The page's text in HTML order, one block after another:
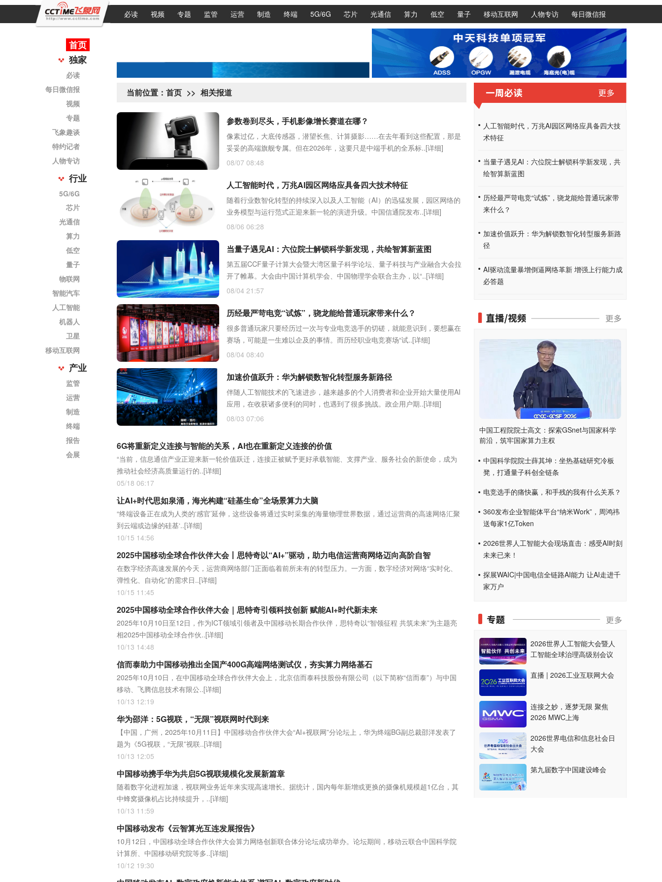
必读 视频 专题 监管 运营 制造 终端 5G/6G 芯片 光通信 算力 低空 量子 移动互联网 人物专访 每日微信报
首页
独家
必读
每日微信报
视频
专题
飞象趣谈
特约记者
人物专访
行业
5G/6G
芯片
光通信
算力
低空
量子
物联网
智能汽车
人工智能
机器人
卫星
移动互联网
产业
监管
运营
制造
终端
报告
会展
当前位置： 首页 >> 相关报道
参数卷到尽头，手机影像增长赛道在哪？
像素过亿，大底传感器，潜望长焦、计算摄影……在去年看到这些配置，那是
妥妥的高端旗舰专属。但在2026年，这要只是中端手机的全系标..[详细]
08/07 08:48
人工智能时代，万兆AI园区网络应具备四大技术特征
随着行业数智化转型的持续深入以及人工智能（AI）的迅猛发展，园区网络的
业务模型与运行范式正迎来新一轮的演进升级。中国信通院发布..[详细]
08/06 06:28
当量子遇见AI：六位院士解锁科学新发现，共绘智算新蓝图
第五届CCF量子计算大会暨大湾区量子科学论坛、量子科技与产业融合大会拉
开了帷幕。大会由中国计算机学会、中国物理学会联合主办，以“..[详细]
08/04 21:57
历经最严苛电竞“试炼”，骁龙能给普通玩家带来什么？
很多普通玩家只要经历过一次与专业电竞选手的切磋，就能意识到，要想赢在
赛场，可能是一生难以企及的事情。而历经职业电竞赛场“试..[详细]
08/04 08:40
加速价值跃升：华为解锁数智化转型服务新路径
伴随人工智能技术的飞速进步，越来越多的个人消费者和企业开始大量使用AI
应用，在收获诸多便利的同时，也遇到了很多挑战。政企用户期..[详细]
08/03 07:06
6G将重新定义连接与智能的关系，AI也在重新定义连接的价值
“当前，信息通信产业正迎来新一轮价值跃迁，连接正被赋予更好承载智能、支撑产业、服务社会的新使命，成为
推动社会经济高质量运行的..[详细]
05/18 06:17
让AI+时代思如泉涌，海光构建“硅基生命”全场景算力大脑
“终端设备正在成为人类的‘感官’延伸，这些设备将通过实时采集的海量物理世界数据，通过运营商的高速网络汇聚
到云端或边缘的硅基‘..[详细]
10/15 14:56
2025中国移动全球合作伙伴大会丨思特奇以“AI+”驱动，助力电信运营商网络迈向高阶自智
在数字经济高速发展的今天，运营商网络部门正面临着前所未有的转型压力。一方面，数字经济对网络“实时化、
弹性化、自动化”的需求日..[详细]
10/15 11:45
2025中国移动全球合作伙伴大会｜思特奇引领科技创新 赋能AI+时代新未来
2025年10月10日至12日，作为ICT领域引领者及中国移动长期合作伙伴，思特奇以“智领征程 共筑未来”为主题亮
相2025中国移动全球合作伙..[详细]
10/13 14:48
信而泰助力中国移动推出全国产400G高端网络测试仪，夯实算力网络基石
2025年10月10日，在中国移动全球合作伙伴大会上，北京信而泰科技股份有限公司（以下简称“信而泰”）与中国
移动、飞腾信息技术有限公..[详细]
10/13 12:19
华为邵洋：5G视联，“无限”视联网时代到来
【中国，广州，2025年10月11日】中国移动合作伙伴大会“AI+视联网”分论坛上，华为终端BG副总裁邵洋发表了
题为《5G视联，“无限”视联..[详细]
10/13 12:05
中国移动携手华为共启5G视联规模化发展新篇章
随着数字化进程加速，视联网业务近年来实现高速增长。据统计，国内每年新增或更换的摄像机规模超1亿台，其
中蜂窝摄像机占比持续提升，..[详细]
10/13 11:59
中国移动发布《云智算光互连发展报告》
10月12日，中国移动全球合作伙伴大会算力网络创新联合体分论坛成功举办。论坛期间，移动云联合中国科学院
计算所、中国移动研究院等多..[详细]
10/12 19:30
人工智能时代，万兆AI园区网络应具备四大技
术特征
当量子遇见AI：六位院士解锁科学新发现，共
绘智算新蓝图
历经最严苛电竞“试炼”，骁龙能给普通玩家带
来什么？
加速价值跃升：华为解锁数智化转型服务新路
径
AI驱动流量暴增倒逼网络革新 增强上行能力成
必答题
中国工程院院士高文：探索GSnet与国家科学
前沿，筑牢国家算力主权
中国科学院院士薛其坤：坐热基础研究冷板
凳，打通量子科创全链条
电竞选手的痛快赢，和手残的我有什么关系？
360发布企业智能体平台“纳米Work”，周鸿祎
送每家1亿Token
2026世界人工智能大会现场直击：感受AI时刻
未来已来！
探展WAIC|中国电信全链路AI能力 让AI走进千
家万户
2026世界人工智能大会暨人
工智能全球治理高级别会议
直播 | 2026工业互联网大会
连接之妙，逐梦无限 聚焦
2026 MWC上海
2026世界电信和信息社会日
大会
第九届数字中国建设峰会